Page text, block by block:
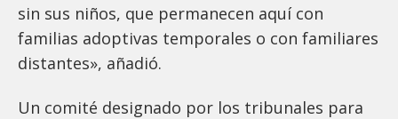
sin sus niños, que permanecen aquí con
familias adoptivas temporales o con familiares
distantes», añadió.
Un comité designado por los tribunales para